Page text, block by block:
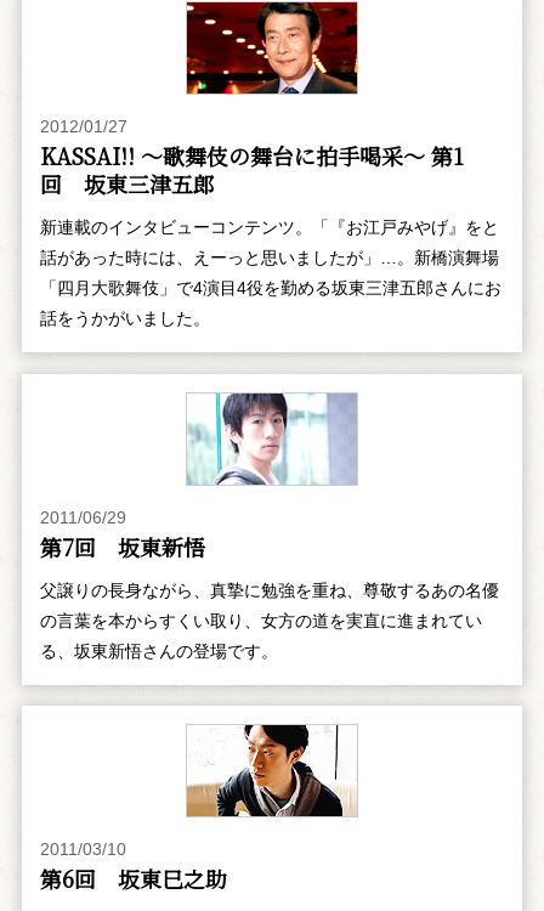
2012/01/27
KASSAI!! ～歌舞伎の舞台に拍手喝采～ 第1
回 坂東三津五郎
新連載のインタビューコンテンツ。「『お江戸みやげ』をと
話があった時には、えーっと思いましたが」…。新橋演舞場
「四月大歌舞伎」で4演目4役を勤める坂東三津五郎さんにお
話をうかがいました。
2011/06/29
第7回 坂東新悟
父譲りの長身ながら、真摯に勉強を重ね、尊敬するあの名優
の言葉を本からすくい取り、女方の道を実直に進まれてい
る、坂東新悟さんの登場です。
2011/03/10
第6回 坂東巳之助